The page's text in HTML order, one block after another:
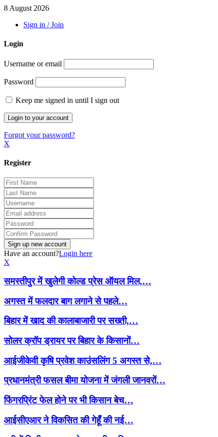
8 August 2026
Sign in / Join
Login
Username or email
Password
Keep me signed in until I sign out
Forgot your password?
X
Register
Have an account?Login here
X
समस्तीपुर में खुलेगी कोल्ड प्रेस ऑयल मिल,…
अगस्त में फलदार बाग लगाने से पहले…
बिहार में खाद की कालाबाजारी पर सख्ती,…
सोलर क्रॉप ड्रायर पर बिहार के किसानों…
आईजीकेवी कृषि प्रवेश काउंसलिंग 5 अगस्त से,…
प्रधानमंत्री फसल बीमा योजना में जंगली जानवरों…
फिंगरप्रिंट फेल होने पर भी किसान बेच…
आईसीएआर ने विकसित की गेहूँ की नई…